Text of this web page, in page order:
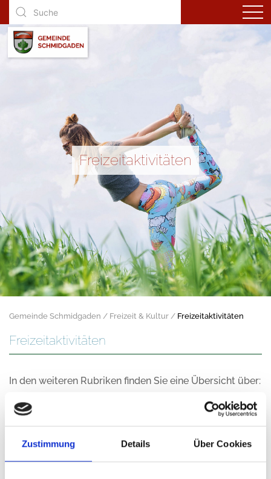
Zustimmung Details Über Cookies
Freizeitaktivitäten
Gemeinde Schmidgaden Freizeit & Kultur Freizeitaktivitäten
Freizeitaktivitäten
In den weiteren Rubriken finden Sie eine Übersicht über: